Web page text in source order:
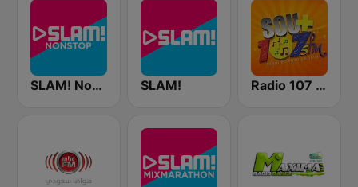
SLAM! Nonstop SLAM! Radio 107 FM